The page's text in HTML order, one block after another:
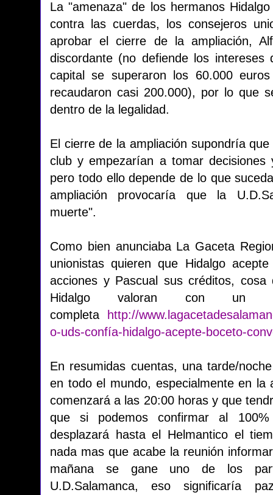
La "amenaza" de los hermanos
contra las cuerdas, los consejeros
aprobar el cierre de la ampliación,
discordante (no defiende los
capital se superaron los 60.000
recaudaron casi 200.000), por lo que
dentro de la legalidad.
El cierre de la ampliación supondría
club y empezarían a tomar
pero todo ello depende de lo que
ampliación provocaría que la
muerte".
Como bien anunciaba La Gaceta
unionistas quieren que Hidalgo
acciones y Pascual sus créditos,
Hidalgo valoran con un
completa http://
o-uds-confía-hidalgo-acepte-boceto-
En resumidas cuentas, una tarde/
en todo el mundo, especialmente en la
comenzará a las 20:00 horas y que
que si podemos confirmar al
desplazará hasta el Helmantico el
nada mas que acabe la reunión
mañana se gane uno de los
U.D.Salamanca, eso significaría